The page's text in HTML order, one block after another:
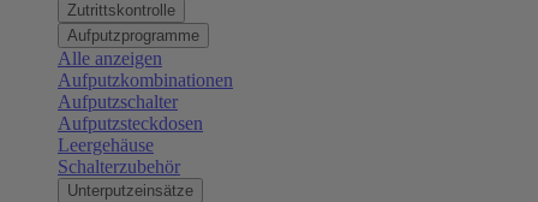
Zutrittskontrolle
Aufputzprogramme
Alle anzeigen
Aufputzkombinationen
Aufputzschalter
Aufputzsteckdosen
Leergehäuse
Schalterzubehör
Unterputzeinsätze